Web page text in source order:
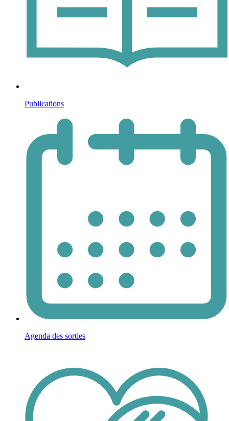
Publications
Agenda des sorties